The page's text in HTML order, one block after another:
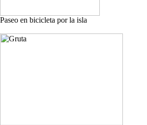
Paseo en bicicleta por la isla